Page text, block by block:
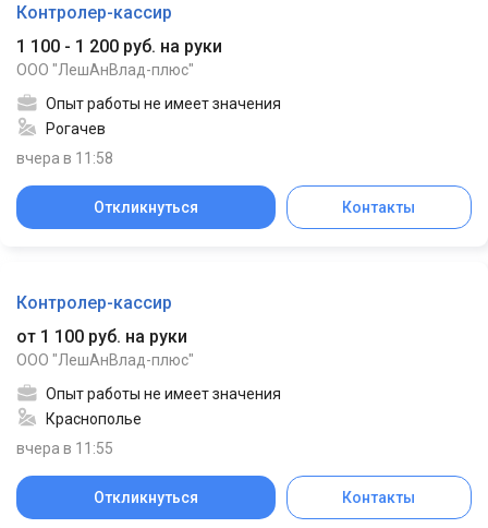
Контролер-кассир
1 100 - 1 200 руб. на руки
ООО "ЛешАнВлад-плюс"
Опыт работы не имеет значения
Рогачев
вчера в 11:58
Откликнуться Контакты
Контролер-кассир
от 1 100 руб. на руки
ООО "ЛешАнВлад-плюс"
Опыт работы не имеет значения
Краснополье
вчера в 11:55
Откликнуться Контакты